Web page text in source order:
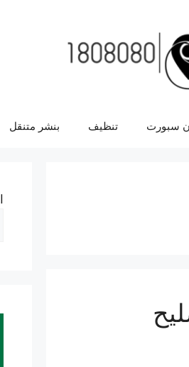
سبورت تنظيف بنشر متنقل
| تصليح